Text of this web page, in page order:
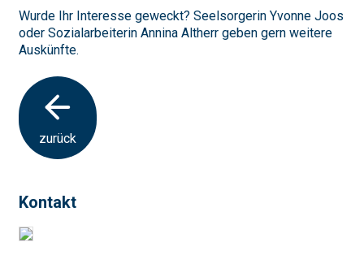
Wurde Ihr Interesse geweckt? Seelsorgerin Yvonne Joos
oder Sozialarbeiterin Annina Altherr geben gern weitere
Auskünfte.
zurück
Kontakt